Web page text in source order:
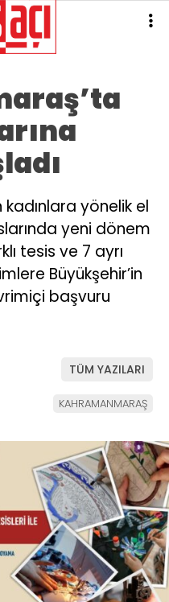
kadınlara yönelik el
yeni dönem
tesis ve 7 ayrı
Büyükşehir’in
başvuru
TÜM YAZILARI
KAHRAMANMARAŞ